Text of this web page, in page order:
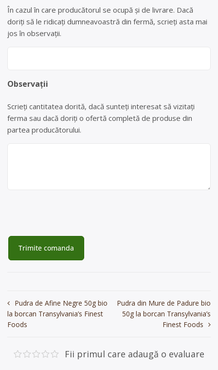
În cazul în care producătorul se ocupă și de livrare. Dacă
doriți să le ridicați dumneavoastră din fermă, scrieți asta mai
jos în observații.
Observații
Scrieți cantitatea dorită, dacă sunteți interesat să vizitați
ferma sau dacă doriți o ofertă completă de produse din
partea producătorului.
Navigare
în
Pudra de Afine Negre 50g bio
la borcan Transylvania’s Finest
Foods
Pudra din Mure de Padure bio
50g la borcan Transylvania’s
Finest Foods
Fii primul care adaugă o evaluare